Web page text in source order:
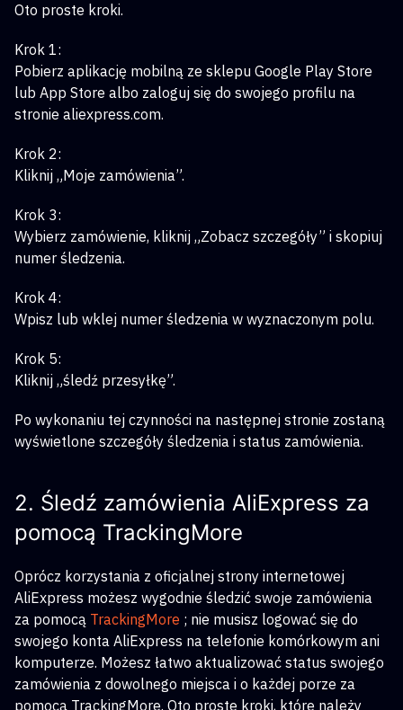
Oto proste kroki.
Krok 1:
Pobierz aplikację mobilną ze sklepu Google Play Store
lub App Store albo zaloguj się do swojego profilu na
stronie aliexpress.com.
Krok 2:
Kliknij „Moje zamówienia”.
Krok 3:
Wybierz zamówienie, kliknij „Zobacz szczegóły” i skopiuj
numer śledzenia.
Krok 4:
Wpisz lub wklej numer śledzenia w wyznaczonym polu.
Krok 5:
Kliknij „śledź przesyłkę”.
Po wykonaniu tej czynności na następnej stronie zostaną
wyświetlone szczegóły śledzenia i status zamówienia.
2. Śledź zamówienia AliExpress za
pomocą TrackingMore
Oprócz korzystania z oficjalnej strony internetowej
AliExpress możesz wygodnie śledzić swoje zamówienia
za pomocą TrackingMore ; nie musisz logować się do
swojego konta AliExpress na telefonie komórkowym ani
komputerze. Możesz łatwo aktualizować status swojego
zamówienia z dowolnego miejsca i o każdej porze za
pomocą TrackingMore. Oto proste kroki, które należy